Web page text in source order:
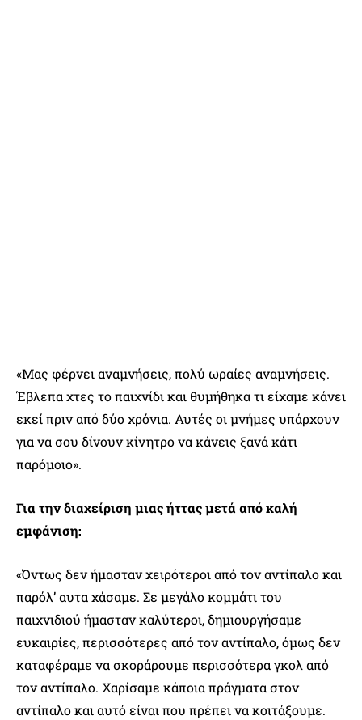
«Μας φέρνει αναμνήσεις, πολύ ωραίες αναμνήσεις.
Έβλεπα χτες το παιχνίδι και θυμήθηκα τι είχαμε κάνει
εκεί πριν από δύο χρόνια. Αυτές οι μνήμες υπάρχουν
για να σου δίνουν κίνητρο να κάνεις ξανά κάτι
παρόμοιο».
Για την διαχείριση μιας ήττας μετά από καλή
εμφάνιση:
«Όντως δεν ήμασταν χειρότεροι από τον αντίπαλο και
παρόλ’ αυτα χάσαμε. Σε μεγάλο κομμάτι του
παιχνιδιού ήμασταν καλύτεροι, δημιουργήσαμε
ευκαιρίες, περισσότερες από τον αντίπαλο, όμως δεν
καταφέραμε να σκοράρουμε περισσότερα γκολ από
τον αντίπαλο. Χαρίσαμε κάποια πράγματα στον
αντίπαλο και αυτό είναι που πρέπει να κοιτάξουμε.